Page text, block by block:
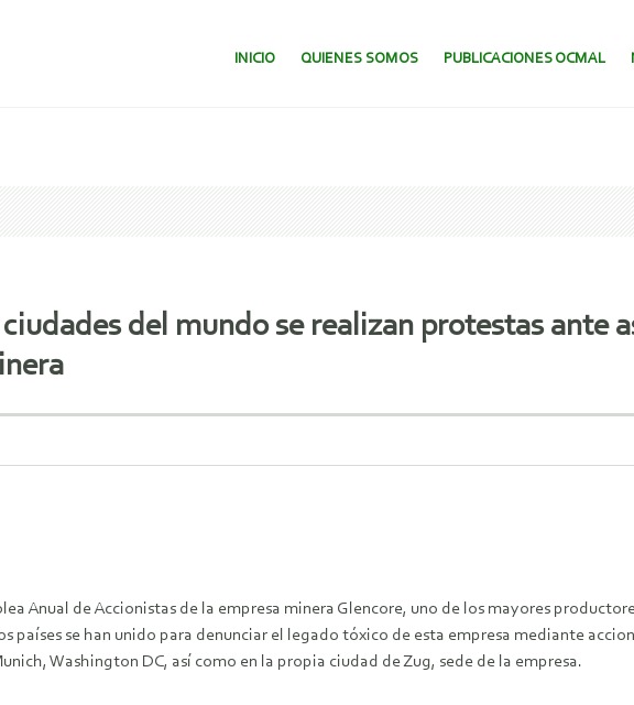
SALTAR AL CONTENIDO.
INICIO QUIENES SOMOS PUBLICACIONES OCMAL
del mundo se realizan protestas ante
Anual de Accionistas de la empresa minera Glencore, uno de los mayores
países se han unido para denunciar el legado tóxico de esta empresa mediante
Washington DC, así como en la propia ciudad de Zug, sede de la empresa.